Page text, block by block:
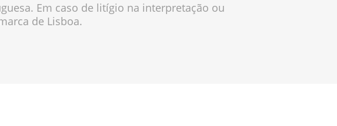
Em caso de litígio na interpretação ou
de Lisboa.